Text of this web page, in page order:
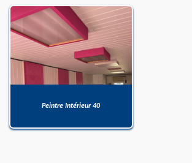
Peintre Intérieur 40